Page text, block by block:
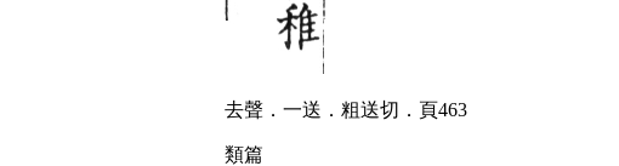
去聲．一送．粗送切．頁463
類篇